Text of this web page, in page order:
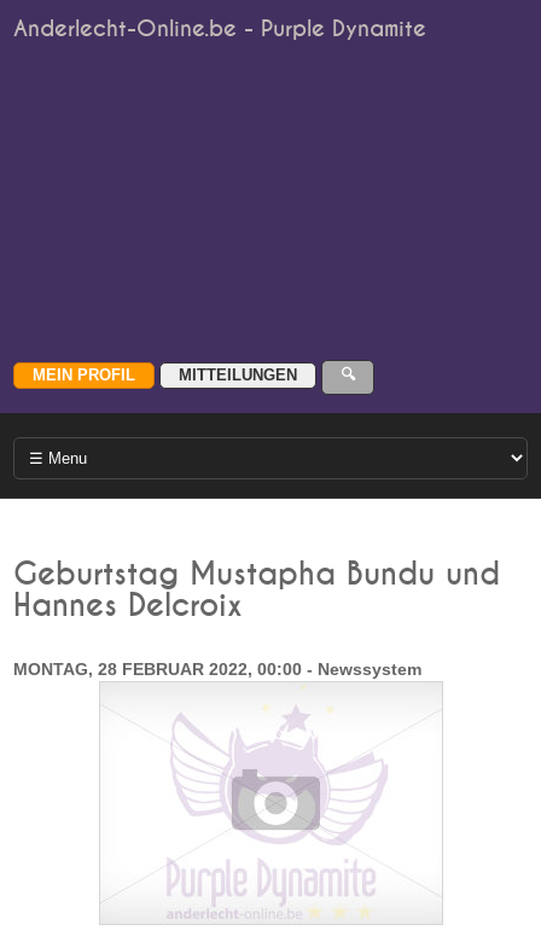
Anderlecht-Online.be - Purple Dynamite
Geburtstag Mustapha Bundu und
Hannes Delcroix
MONTAG, 28 FEBRUAR 2022, 00:00 - Newssystem